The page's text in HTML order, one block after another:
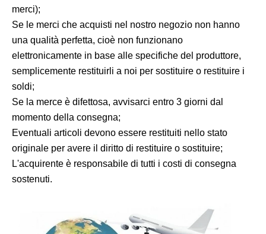
merci);
Se le merci che acquisti nel nostro negozio non hanno
una qualità perfetta, cioè non funzionano
elettronicamente in base alle specifiche del produttore,
semplicemente restituirli a noi per sostituire o restituire i
soldi;
Se la merce è difettosa, avvisarci entro 3 giorni dal
momento della consegna;
Eventuali articoli devono essere restituiti nello stato
originale per avere il diritto di restituire o sostituire;
L'acquirente è responsabile di tutti i costi di consegna
sostenuti.